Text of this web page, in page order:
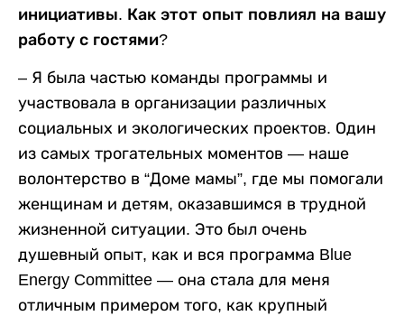
инициативы. Как этот опыт повлиял на вашу
работу с гостями?
– Я была частью команды программы и
участвовала в организации различных
социальных и экологических проектов. Один
из самых трогательных моментов — наше
волонтерство в “Доме мамы”, где мы помогали
женщинам и детям, оказавшимся в трудной
жизненной ситуации. Это был очень
душевный опыт, как и вся программа Blue
Energy Committee — она стала для меня
отличным примером того, как крупный